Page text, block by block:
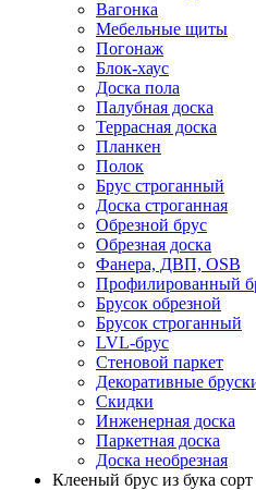
Вагонка
Мебельные щиты
Погонаж
Блок-хаус
Доска пола
Палубная доска
Террасная доска
Планкен
Полок
Брус строганный
Доска строганная
Обрезной брус
Обрезная доска
Фанера, ДВП, OSB
Профилированный
Брусок обрезной
Брусок строганный
LVL-брус
Стеновой паркет
Декоративные
Скидки
Инженерная доска
Паркетная доска
Доска необрезная
Клееный брус из бука